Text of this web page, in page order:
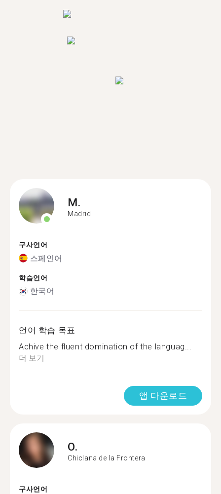
M.
Madrid
구사언어
스페인어
학습언어
한국어
언어 학습 목표
Achive the fluent domination of the languag...
더 보기
앱 다운로드
O.
Chiclana de la Frontera
구사언어